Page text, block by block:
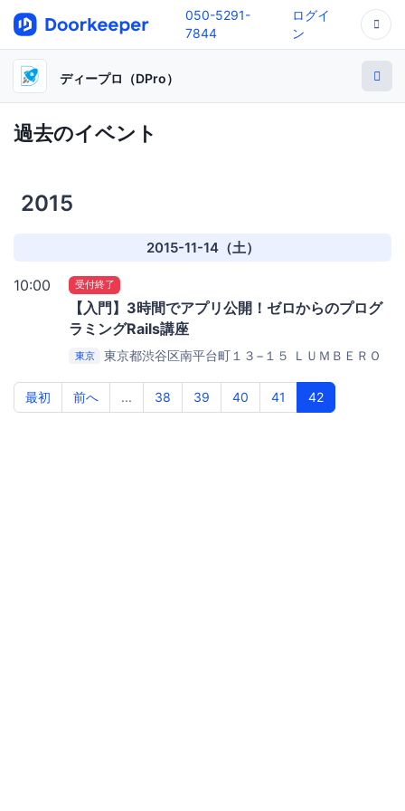
050-5291-
7844
ログイ
ン
ディープロ（DPro）
過去のイベント
2015
2015-11-14（土）
10:00 受付終了
【入門】3時間でアプリ公開！ゼロからのプログ
ラミングRails講座
東京
東京都渋谷区南平台町１３−１５ ＬＵＭＢＥＲＯ
渋谷オフィス）
最初 前へ ... 38 39 40 41 42